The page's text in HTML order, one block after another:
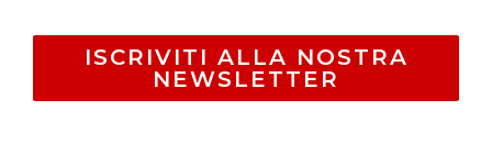
ISCRIVITI ALLA NOSTRA
NEWSLETTER